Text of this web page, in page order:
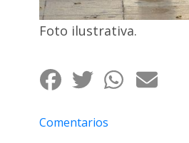
Foto ilustrativa.
Comentarios